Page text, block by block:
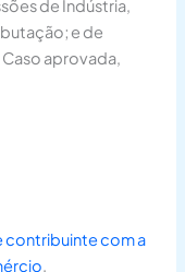
de Indústria,
e de
aprovada,
contribuinte com a
.